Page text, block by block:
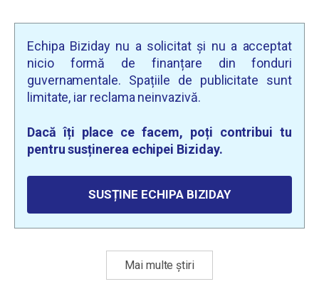
Echipa Biziday nu a solicitat și nu a acceptat
nicio formă de finanțare din fonduri
guvernamentale. Spațiile de publicitate sunt
limitate, iar reclama neinvazivă.
Dacă îți place ce facem, poți contribui tu
pentru susținerea echipei Biziday.
SUSȚINE ECHIPA BIZIDAY
Mai multe știri